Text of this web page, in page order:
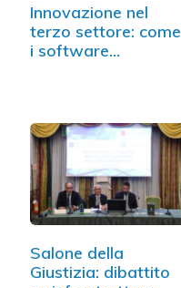
Innovazione nel
terzo settore: come
i software…
Salone della
Giustizia: dibattito